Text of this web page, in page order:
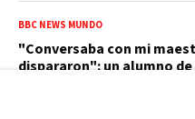
BBC NEWS MUNDO
"Conversaba con mi
dispararon": un alumno de